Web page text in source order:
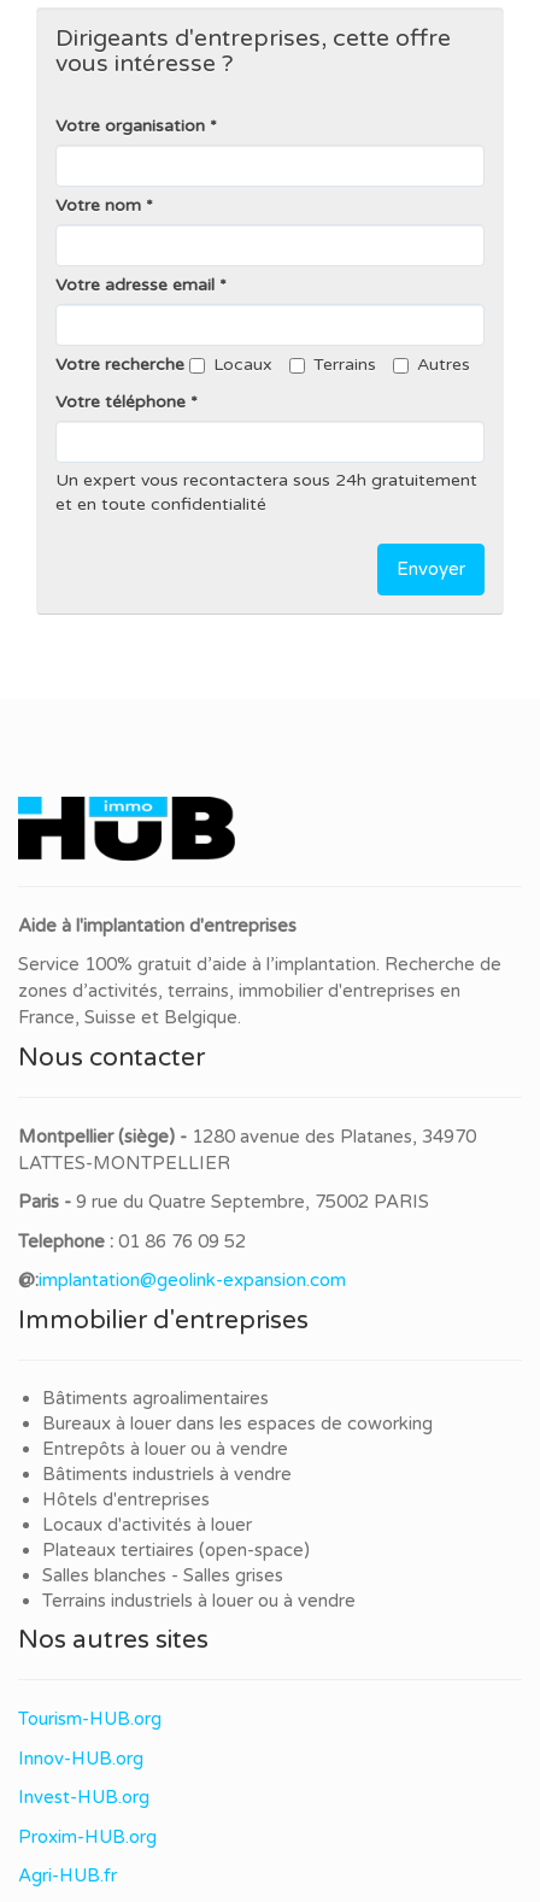
Dirigeants d'entreprises, cette offre
vous intéresse ?
Votre organisation
Votre nom
Votre adresse email
Votre recherche Locaux Terrains
Autres
Votre téléphone
Un expert vous recontactera sous 24h gratuitement
et en toute confidentialité
Envoyer
Aide à l'implantation d'entreprises
Service 100% gratuit d’aide à l’implantation. Recherche de
zones d’activités, terrains, immobilier d'entreprises en
France, Suisse et Belgique.
Nous contacter
Montpellier (siège) - 1280 avenue des Platanes, 34970
LATTES-MONTPELLIER
Paris - 9 rue du Quatre Septembre, 75002 PARIS
Telephone : 01 86 76 09 52
@:implantation@geolink-expansion.com
Immobilier d'entreprises
Bâtiments agroalimentaires
Bureaux à louer dans les espaces de coworking
Entrepôts à louer ou à vendre
Bâtiments industriels à vendre
Hôtels d'entreprises
Locaux d'activités à louer
Plateaux tertiaires (open-space)
Salles blanches - Salles grises
Terrains industriels à louer ou à vendre
Nos autres sites
Tourism-HUB.org
Innov-HUB.org
Invest-HUB.org
Proxim-HUB.org
Agri-HUB.fr